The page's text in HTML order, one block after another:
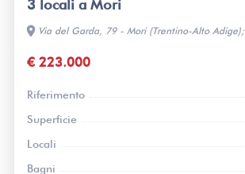
3 locali a Mori
location_on Via del Garda, 79 - Mori (Trentino-Alto Adige);
€ 223.000
Riferimento
Superficie
Locali
Bagni